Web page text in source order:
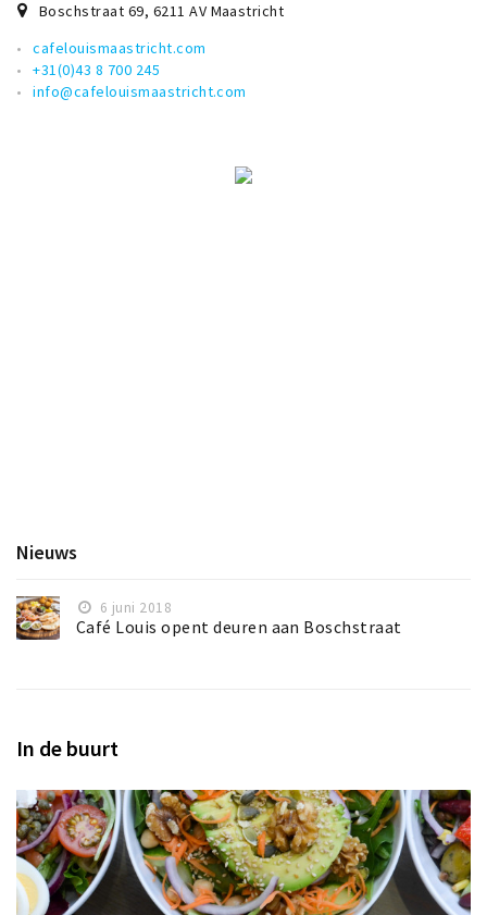
Boschstraat 69, 6211 AV Maastricht
cafelouismaastricht.com
+31(0)43 8 700 245
info@cafelouismaastricht.com
Nieuws
6 juni 2018
Café Louis opent deuren aan Boschstraat
In de buurt